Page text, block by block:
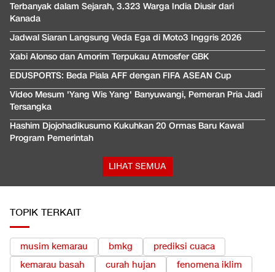
Terbanyak dalam Sejarah, 3.323 Warga India Diusir dari
Kanada
Jadwal Siaran Langsung Veda Ega di Moto3 Inggris 2026
Xabi Alonso dan Amorim Terpukau Atmosfer GBK
EDUSPORTS: Beda Piala AFF dengan FIFA ASEAN Cup
Video Mesum 'Yang Wis Yang' Banyuwangi, Pemeran Pria Jadi
Tersangka
Hashim Djojohadikusumo Kukuhkan 20 Ormas Baru Kawal
Program Pemerintah
LIHAT SEMUA
TOPIK TERKAIT
musim kemarau bmkg
prediksi cuaca
kemarau basah
curah hujan fenomena iklim